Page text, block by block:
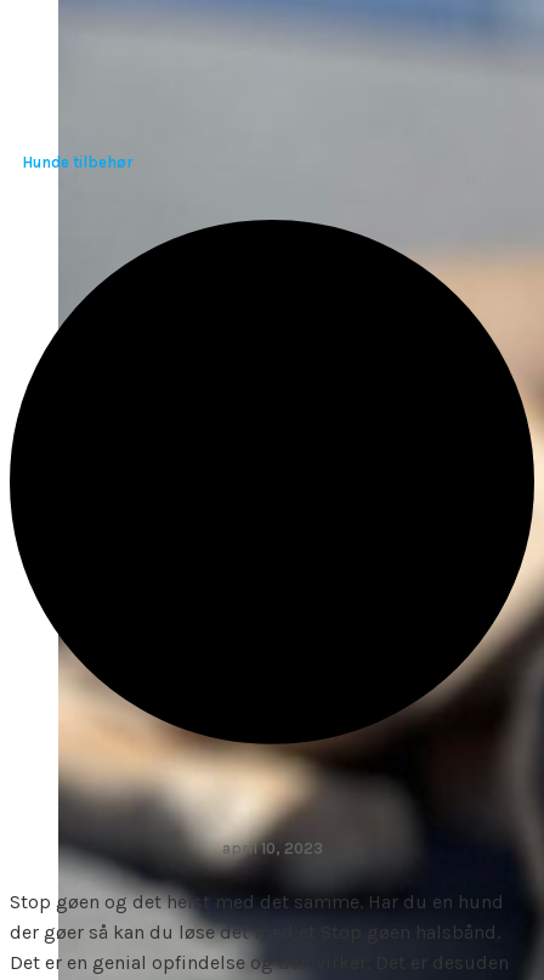
Hunde tilbehør
april 10, 2023
Stop gøen og det helst med det samme. Har du en hund
der gøer så kan du løse det med et Stop gøen halsbånd.
Det er en genial opfindelse og den virker. Det er desuden